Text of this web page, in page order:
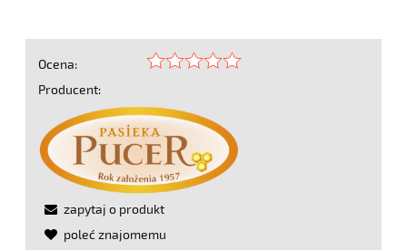
Ocena:
Producent:
zapytaj o produkt
poleć znajomemu